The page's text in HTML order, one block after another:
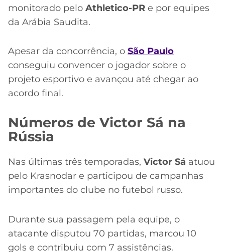
monitorado pelo Athletico-PR e por equipes
da Arábia Saudita.
Apesar da concorrência, o São Paulo
conseguiu convencer o jogador sobre o
projeto esportivo e avançou até chegar ao
acordo final.
Números de Victor Sá na
Rússia
Nas últimas três temporadas, Victor Sá atuou
pelo Krasnodar e participou de campanhas
importantes do clube no futebol russo.
Durante sua passagem pela equipe, o
atacante disputou 70 partidas, marcou 10
gols e contribuiu com 7 assistências.